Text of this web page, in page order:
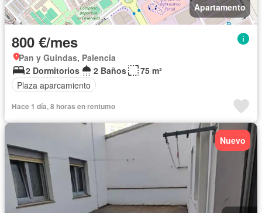
Apartamento
800 €/mes
Pan y Guindas, Palencia
2 Dormitorios
2 Baños
75 m²
Plaza aparcamiento
Hace 1 día, 8 horas en rentumo
Nuevo